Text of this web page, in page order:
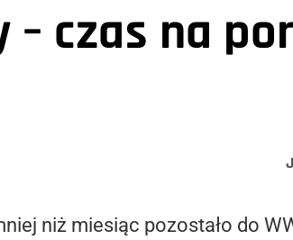
czas na
niż miesiąc pozostało do